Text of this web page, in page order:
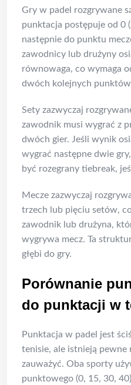
Gry w padel rozgrywane
punktacja postępuje od 0
następnie do punktu
zawodnicy lub drużyny
równowaga, co wymaga
dwóch kolejnych
Sety zazwyczaj
zawodnik musi wygrać z
dwóch gier. Jeśli wynik
wygrać następne dwie
być rozegrany tiebreak,
Mecze zazwyczaj
trzech lub pięciu setów,
zawodnik lub drużyna,
wygrywa mecz. Ta
głębi do gry.
Porównanie
do punktacji w
Punktacja w padel jest
tenisie, ale istnieją
zauważyć. Oba sporty
punktowego (0, 15, 30,